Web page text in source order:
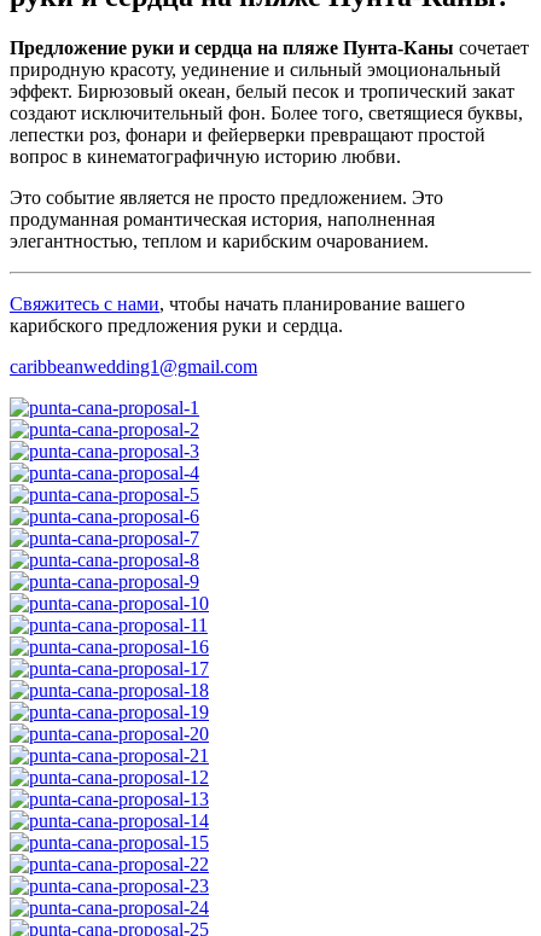
Предложение руки и сердца на пляже Пунта-Каны сочетает
природную красоту, уединение и сильный эмоциональный
эффект. Бирюзовый океан, белый песок и тропический закат
создают исключительный фон. Более того, светящиеся буквы,
лепестки роз, фонари и фейерверки превращают простой
вопрос в кинематографичную историю любви.
Это событие является не просто предложением. Это
продуманная романтическая история, наполненная
элегантностью, теплом и карибским очарованием.
Свяжитесь с нами, чтобы начать планирование вашего
карибского предложения руки и сердца.
caribbeanwedding1@gmail.com